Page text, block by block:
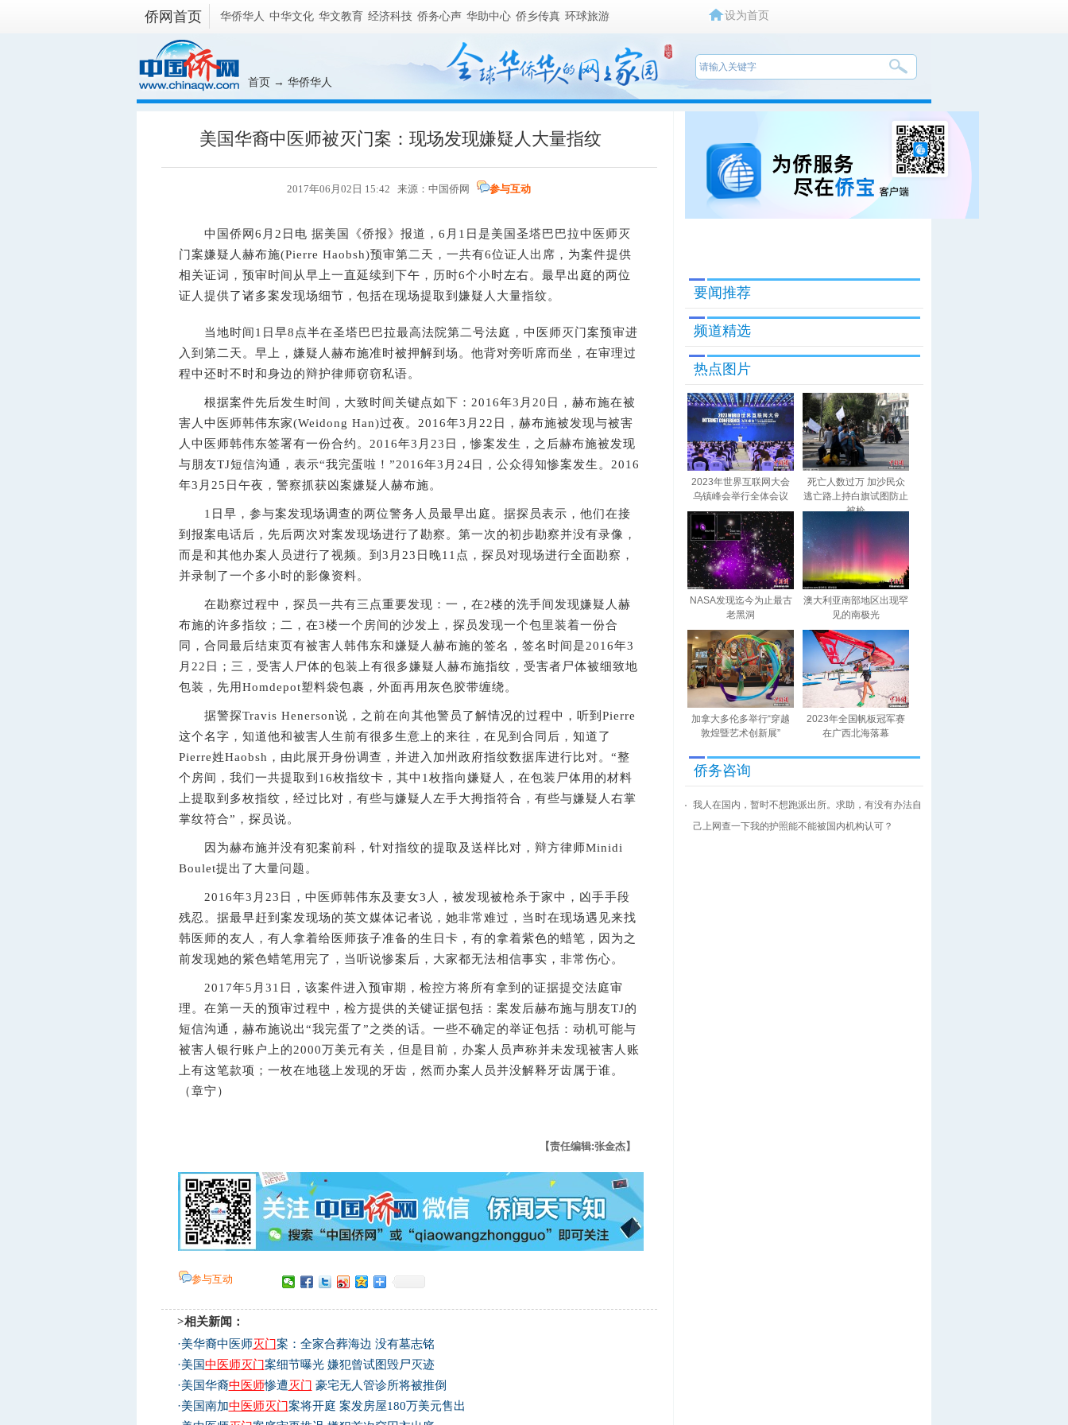
侨网首页 华侨华人 中华文化 华文教育 经济科技 侨务心声 华助中心 侨乡传真 环球旅游 设为首页
首页 → 华侨华人
美国华裔中医师被灭门案：现场发现嫌疑人大量指纹
2017年06月02日 15:42 来源： 中国侨网 参与互动
中国侨网6月2日电 据美国《侨报》报道，6月1日是美国圣塔巴巴拉中医师灭
门案嫌疑人赫布施(Pierre Haobsh)预审第二天，一共有6位证人出席，为案件提供
相关证词，预审时间从早上一直延续到下午，历时6个小时左右。最早出庭的两位
证人提供了诸多案发现场细节，包括在现场提取到嫌疑人大量指纹。
当地时间1日早8点半在圣塔巴巴拉最高法院第二号法庭，中医师灭门案预审进
入到第二天。早上，嫌疑人赫布施准时被押解到场。他背对旁听席而坐，在审理过
程中还时不时和身边的辩护律师窃窃私语。
根据案件先后发生时间，大致时间关键点如下：2016年3月20日，赫布施在被
害人中医师韩伟东家(Weidong Han)过夜。2016年3月22日，赫布施被发现与被害
人中医师韩伟东签署有一份合约。2016年3月23日，惨案发生，之后赫布施被发现
与朋友TJ短信沟通，表示“我完蛋啦！”2016年3月24日，公众得知惨案发生。2016
年3月25日午夜，警察抓获凶案嫌疑人赫布施。
1日早，参与案发现场调查的两位警务人员最早出庭。据探员表示，他们在接
到报案电话后，先后两次对案发现场进行了勘察。第一次的初步勘察并没有录像，
而是和其他办案人员进行了视频。到3月23日晚11点，探员对现场进行全面勘察，
并录制了一个多小时的影像资料。
在勘察过程中，探员一共有三点重要发现：一，在2楼的洗手间发现嫌疑人赫
布施的许多指纹；二，在3楼一个房间的沙发上，探员发现一个包里装着一份合
同，合同最后结束页有被害人韩伟东和嫌疑人赫布施的签名，签名时间是2016年3
月22日；三，受害人尸体的包装上有很多嫌疑人赫布施指纹，受害者尸体被细致地
包装，先用Homdepot塑料袋包裹，外面再用灰色胶带缠绕。
据警探Travis Henerson说，之前在向其他警员了解情况的过程中，听到Pierre
这个名字，知道他和被害人生前有很多生意上的来往，在见到合同后，知道了
Pierre姓Haobsh，由此展开身份调查，并进入加州政府指纹数据库进行比对。“整
个房间，我们一共提取到16枚指纹卡，其中1枚指向嫌疑人，在包装尸体用的材料
上提取到多枚指纹，经过比对，有些与嫌疑人左手大拇指符合，有些与嫌疑人右掌
掌纹符合”，探员说。
因为赫布施并没有犯案前科，针对指纹的提取及送样比对，辩方律师Minidi
Boulet提出了大量问题。
2016年3月23日，中医师韩伟东及妻女3人，被发现被枪杀于家中，凶手手段
残忍。据最早赶到案发现场的英文媒体记者说，她非常难过，当时在现场遇见来找
韩医师的友人，有人拿着给医师孩子准备的生日卡，有的拿着紫色的蜡笔，因为之
前发现她的紫色蜡笔用完了，当听说惨案后，大家都无法相信事实，非常伤心。
2017年5月31日，该案件进入预审期，检控方将所有拿到的证据提交法庭审
理。在第一天的预审过程中，检方提供的关键证据包括：案发后赫布施与朋友TJ的
短信沟通，赫布施说出“我完蛋了”之类的话。一些不确定的举证包括：动机可能与
被害人银行账户上的2000万美元有关，但是目前，办案人员声称并未发现被害人账
上有这笔款项；一枚在地毯上发现的牙齿，然而办案人员并没解释牙齿属于谁。
（章宁）
【责任编辑:张金杰】
参与互动
>相关新闻：
·美华裔中医师灭门案：全家合葬海边 没有墓志铭
·美国中医师灭门案细节曝光 嫌犯曾试图毁尸灭迹
·美国华裔中医师惨遭灭门 豪宅无人管诊所将被推倒
·美国南加中医师灭门案将开庭 案发房屋180万美元售出
要闻推荐
频道精选
热点图片
2023年世界互联网大会
乌镇峰会举行全体会议
死亡人数过万 加沙民众
逃亡路上持白旗试图防止
被枪
NASA发现迄今为止最古
老黑洞
澳大利亚南部地区出现罕
见的南极光
加拿大多伦多举行“穿越
敦煌暨艺术创新展”
2023年全国帆板冠军赛
在广西北海落幕
侨务咨询
我人在国内，暂时不想跑派出所。求助，有没有办法自
己上网查一下我的护照能不能被国内机构认可？